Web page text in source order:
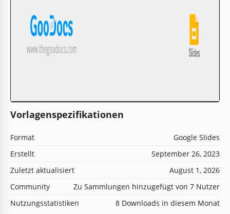
Vorlagenspezifikationen
Format
Google Slides
Erstellt
September 26, 2023
Zuletzt aktualisiert
August 1, 2026
Community
Zu Sammlungen hinzugefügt von 7 Nutzer
Nutzungsstatistiken
8 Downloads in diesem Monat